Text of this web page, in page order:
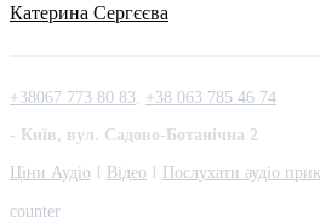
Катерина Сергєєва
+38067 773 80 83
+38 063 785 46 74
- Київ, вул. Садово-Ботанічна 2
Ціни Аудіо I Відео І Послухати аудіо
counter